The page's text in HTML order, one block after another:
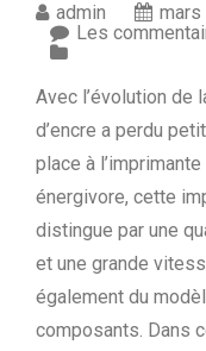
admin
mars
Les
Avec l’évolution de
d’encre a perdu
place à
énergivore, cette
distingue par une
et une grande
également du
composants. Dans